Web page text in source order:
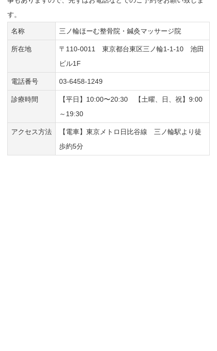
す。
名称 三ノ輪ほーむ整骨院・鍼灸マッサージ院
所在地
〒110-0011 東京都台東区三ノ輪1-1-10 池田
ビル1F
電話番号 03-6458-1249
診療時間
【平日】10:00〜20:30 【土曜、日、祝】9:00
～19:30
アクセス方法
【電車】東京メトロ日比谷線 三ノ輪駅より徒
歩約5分